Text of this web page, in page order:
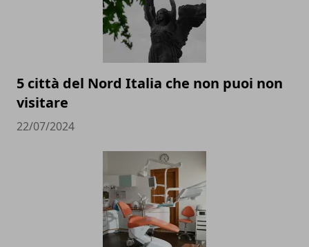
5 città del Nord Italia che non puoi non
visitare
22/07/2024